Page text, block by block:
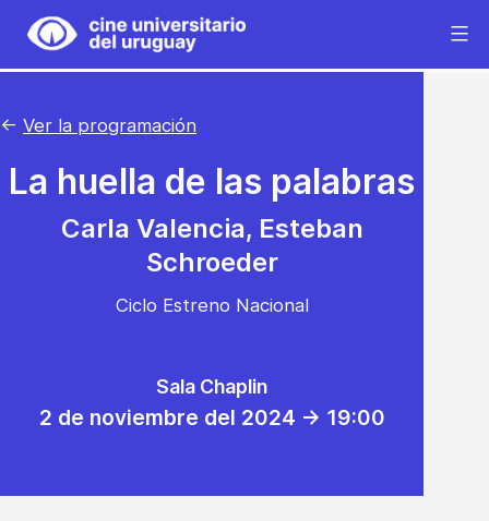
Saltar
contenido
Cine
Universitario
Uruguay
← Ver la programación
La huella de las palabras
Carla Valencia, Esteban
Schroeder
Ciclo Estreno Nacional
Sala Chaplin
2 de noviembre del 2024 -> 19:00